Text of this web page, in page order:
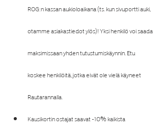
ROG:n kassan aukioloaikana (ts. kun sivuportti auki,
otamme asiakastiedot ylös)! Yksi henkilö voi saada
maksimissaan yhden tutustumiskäynnin. Etu
koskee henkilöitä, jotka eivät ole vielä käyneet
Rautarannalla.
Kausikortin ostajat saavat -10% kaikista